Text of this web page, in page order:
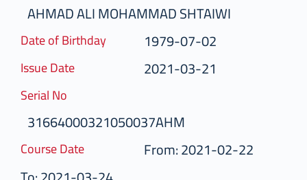
AHMAD ALI MOHAMMAD SHTAIWI
Date of Birthday 1979-07-02
Issue Date 2021-03-21
Serial No
31664000321050037AHM
Course Date
From: 2021-02-22